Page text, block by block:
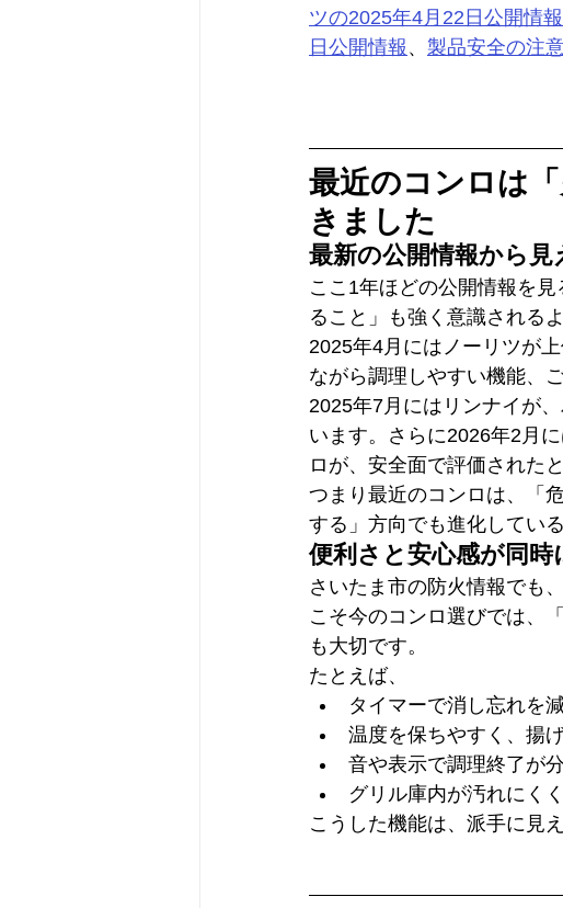
ツの2025年4月22日公開情報
日公開情報 、 製品安全の注
最近のコンロは
きました
最新の公開情報から見
ここ1年ほどの公開情報を
ること」も強く意識される
2025年4月にはノーリツが
ながら調理しやすい機能、
2025年7月にはリンナイが
います。さらに2026年2月
ロが、安全面で評価された
つまり最近のコンロは、「
する」方向でも進化してい
便利さと安心感が同
さいたま市の防火情報でも
こそ今のコンロ選びでは、
も大切です。
たとえば、
タイマーで消し忘れを
温度を保ちやすく、揚
音や表示で調理終了が
グリル庫内が汚れにく
こうした機能は、派手に見